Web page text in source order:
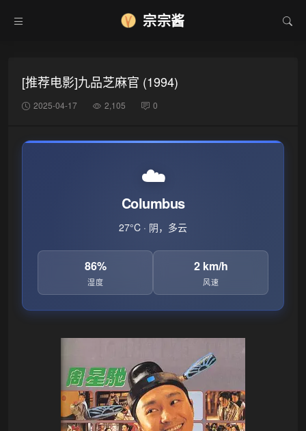
宗宗酱
[推荐电影]九品芝麻官 (1994)
2025-04-17 2,105 0
☁️
Columbus
27°C · 阴，多云
86%
湿度
2 km/h
风速